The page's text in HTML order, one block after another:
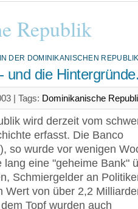
Republik
DER DOMINIKANISCHEN
und die
| Tags: Dominikanische
wird derzeit vom
erfasst. Die Banco
so wurde vor wenigen
lang eine "geheime Bank"
Schmiergelder an
Wert von über 2,2
Topf wurden auch